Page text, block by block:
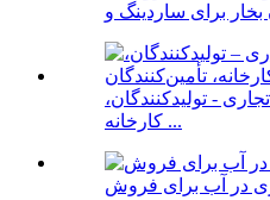
- تولیدکنندگان،
کارخانه ...
در آب برای فروش